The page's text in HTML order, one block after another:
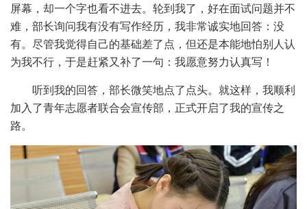
屏幕，却一个字也看不进去。轮到我了，好在面试问题并不
难，部长询问我有没有写作经历，我非常诚实地回答：没
有。尽管我觉得自己的基础差了点，但还是本能地怕别人认
为我不行，于是赶紧又补了一句：我愿意努力认真写！
听到我的回答，部长微笑地点了点头。就这样，我顺利
加入了青年志愿者联合会宣传部，正式开启了我的宣传之
路。